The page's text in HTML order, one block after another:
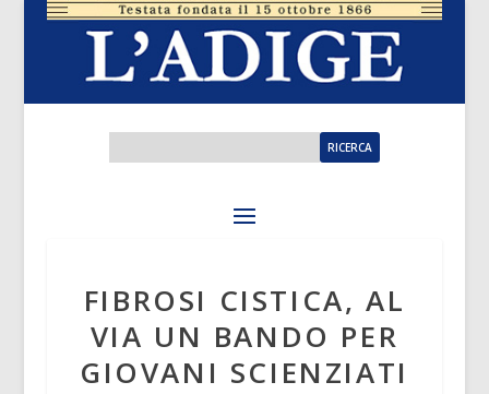
FIBROSI CISTICA, AL
VIA UN BANDO PER
GIOVANI SCIENZIATI